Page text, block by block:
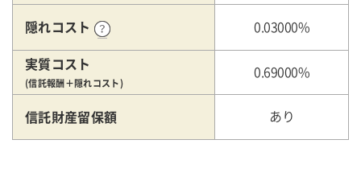
隠れコスト 0.03000%
実質コスト
(信託報酬＋隠れコスト)
0.69000%
信託財産留保額 あり